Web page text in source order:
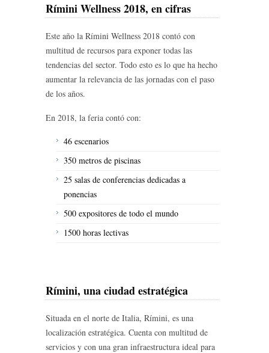
Rímini Wellness 2018, en cifras
Este año la Rímini Wellness 2018 contó con
multitud de recursos para exponer todas las
tendencias del sector. Todo esto es lo que ha hecho
aumentar la relevancia de las jornadas con el paso
de los años.
En 2018, la feria contó con:
46 escenarios
350 metros de piscinas
25 salas de conferencias dedicadas a
ponencias
500 expositores de todo el mundo
1500 horas lectivas
Rímini, una ciudad estratégica
Situada en el norte de Italia, Rímini, es una
localización estratégica. Cuenta con multitud de
servicios y con una gran infraestructura ideal para